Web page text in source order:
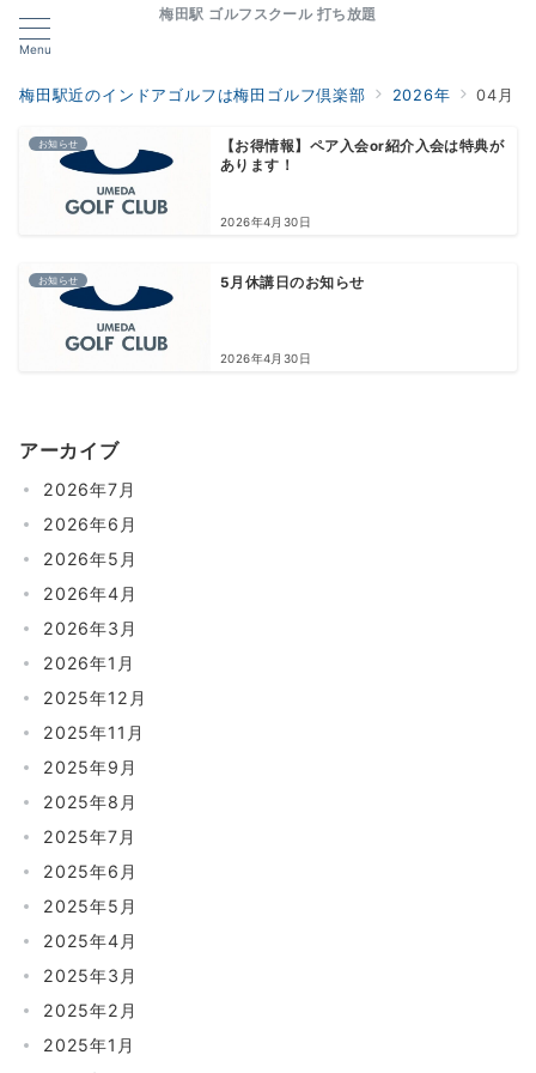
Menu
梅田駅 ゴルフスクール 打ち放題
梅田駅近のインドアゴルフは梅田ゴルフ倶楽部 2026年 04月
お知らせ
【お得情報】ペア入会or紹介入会は特典が
あります！
2026年4月30日
お知らせ 5月休講日のお知らせ
2026年4月30日
アーカイブ
2026年7月
2026年6月
2026年5月
2026年4月
2026年3月
2026年1月
2025年12月
2025年11月
2025年9月
2025年8月
2025年7月
2025年6月
2025年5月
2025年4月
2025年3月
2025年2月
2025年1月